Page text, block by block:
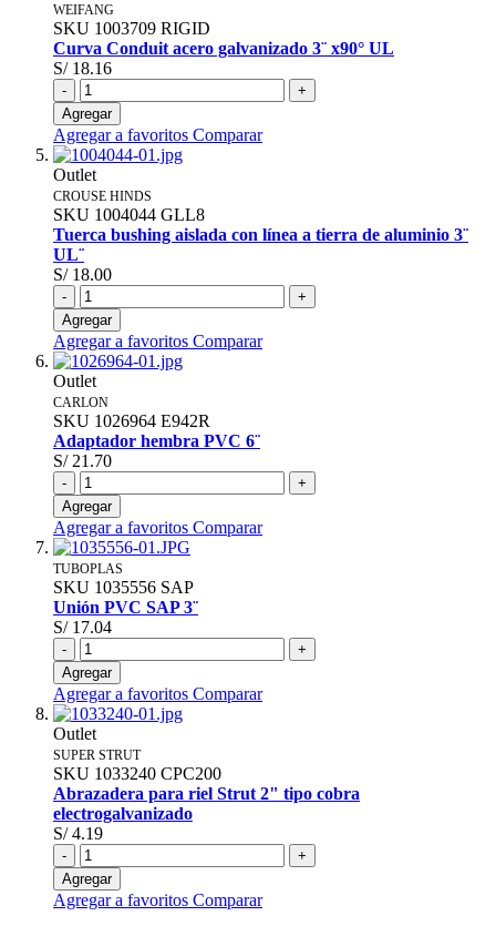
WEIFANG
SKU 1003709 RIGID
Curva Conduit acero galvanizado 3¨ x90° UL
S/ 18.16
-
+
Agregar
Agregar a favoritos Comparar
Outlet
CROUSE HINDS
SKU 1004044 GLL8
Tuerca bushing aislada con línea a tierra de aluminio 3¨
UL¨
S/ 18.00
-
+
Agregar
Agregar a favoritos Comparar
Outlet
CARLON
SKU 1026964 E942R
Adaptador hembra PVC 6¨
S/ 21.70
-
+
Agregar
Agregar a favoritos Comparar
TUBOPLAS
SKU 1035556 SAP
Unión PVC SAP 3¨
S/ 17.04
-
+
Agregar
Agregar a favoritos Comparar
Outlet
SUPER STRUT
SKU 1033240 CPC200
Abrazadera para riel Strut 2" tipo cobra
electrogalvanizado
S/ 4.19
-
+
Agregar
Agregar a favoritos Comparar